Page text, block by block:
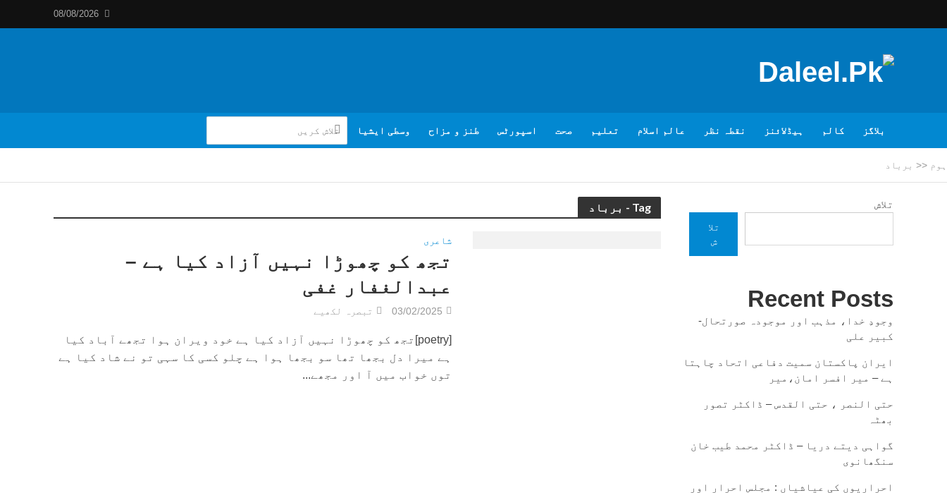
08/08/2026
بلاگز کالم ہیڈلائنز نقطہ نظر عالم اسلام تعلیم صحت اسپورٹس طنز و مزاح وسطی ایشیا
ہوم << برباد
Tag - برباد
شاعری
تجھ کو چھوڑا نہیں آزاد کیا ہے –
عبدالغفار غفی
03/02/2025 تبصرہ لکھیے
[poetry]تجھ کو چھوڑا نہیں آزاد کیا ہے خود ویران ہوا تجھے آباد کیا
ہے میرا دل بجھا تھا سو بجھا ہوا ہے چلو کسی کا سہی تو نے شاد کیا ہے
توں خواب میں آ اور مجھے...
تلاش
تلا
ش
Recent Posts
وجودِ خدا، مذہب اور موجودہ صورتحال-
کبیر علی
ایران پاکستان سمیت دفاعی اتحاد چاہتا
ہے – میر افسر امان،میر
حتی النصر ، حتی القدس – ڈاکٹر تصور
بھٹہ
گواہی دیتے دریا – ڈاکٹر محمد طیب خان
سنگھانوی
احراریوں کی عیاشیاں : مجلس احرار اور